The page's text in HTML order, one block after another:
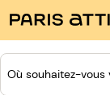
Où souhaitez-vous